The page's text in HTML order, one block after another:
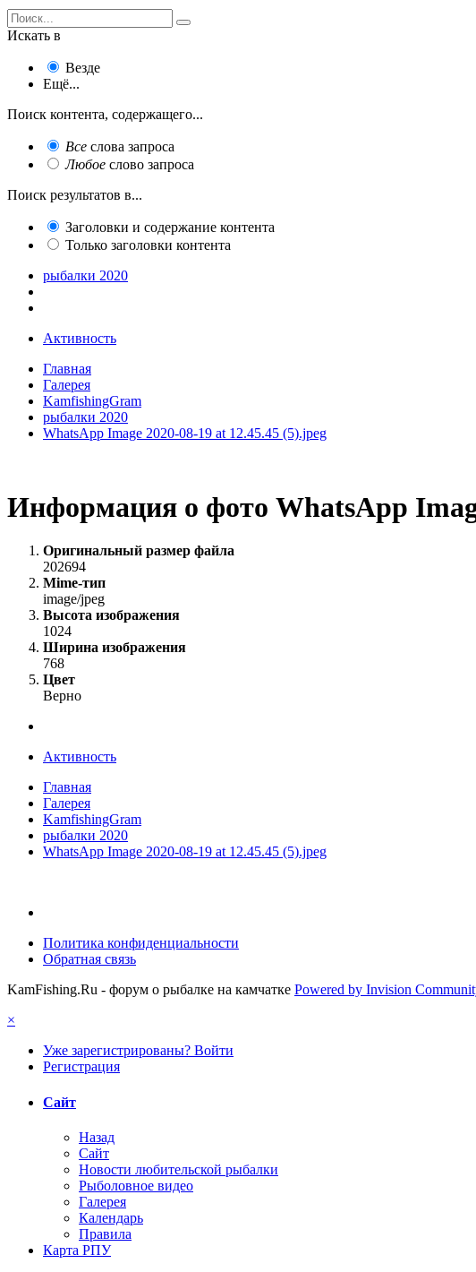
Искать в
Везде
Ещё...
Поиск контента, содержащего...
Все слова запроса
Любое слово запроса
Поиск результатов в...
Заголовки и содержание контента
Только заголовки контента
рыбалки 2020
Активность
Главная
Галерея
KamfishingGram
рыбалки 2020
WhatsApp Image 2020-08-19 at 12.45.45 (5).jpeg
Информация о фото WhatsApp
Оригинальный размер файла
202694
Mime-тип
image/jpeg
Высота изображения
1024
Ширина изображения
768
Цвет
Верно
Активность
Главная
Галерея
KamfishingGram
рыбалки 2020
WhatsApp Image 2020-08-19 at 12.45.45 (5).jpeg
Политика конфиденциальности
Обратная связь
KamFishing.Ru - форум о рыбалке на камчатке Powered by Invision
×
Уже зарегистрированы? Войти
Регистрация
Сайт
Назад
Сайт
Новости любительской рыбалки
Рыболовное видео
Галерея
Календарь
Правила
Карта РПУ